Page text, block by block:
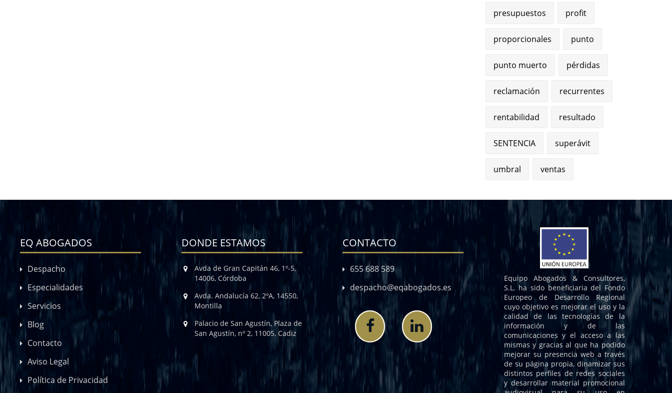
presupuestos profit
proporcionales punto
punto muerto pérdidas
reclamación recurrentes
rentabilidad resultado
SENTENCIA superávit
umbral ventas
EQ ABOGADOS
Despacho
Especialidades
Servicios
Blog
Contacto
Aviso Legal
Política de Privacidad
DONDE ESTAMOS
Avda de Gran Capitán 46, 1º-5,
14006, Córdoba
Avda. Andalucía 62, 2ºA, 14550,
Montilla
Palacio de San Agustín, Plaza de
San Agustín, nº 2, 11005, Cadiz
CONTACTO
655 688 589
despacho@eqabogados.es
Equipo Abogados & Consultores,
S.L. ha sido beneficiaria del Fondo
Europeo de Desarrollo Regional
cuyo objetivo es mejorar el uso y la
calidad de las tecnologías de la
información y de las
comunicaciones y el acceso a las
mismas y gracias al que ha podido
mejorar su presencia web a través
de su página propia, dinamizar sus
distintos perfiles de redes sociales
y desarrollar material promocional